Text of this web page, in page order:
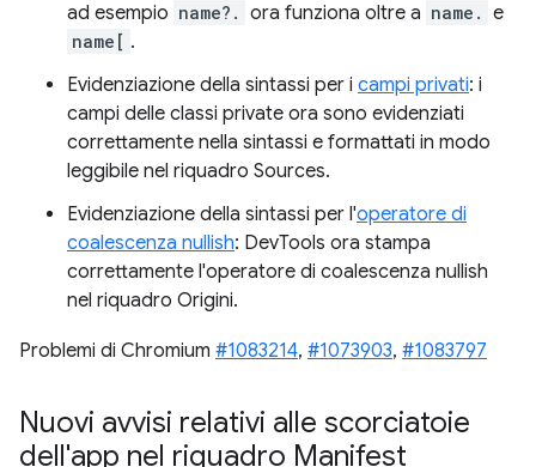
ad esempio name?. ora funziona oltre a name. e
name[ .
Evidenziazione della sintassi per i campi privati: i
campi delle classi private ora sono evidenziati
correttamente nella sintassi e formattati in modo
leggibile nel riquadro Sources.
Evidenziazione della sintassi per l'operatore di
coalescenza nullish: DevTools ora stampa
correttamente l'operatore di coalescenza nullish
nel riquadro Origini.
Problemi di Chromium #1083214, #1073903, #1083797
Nuovi avvisi relativi alle scorciatoie
dell'app nel riquadro Manifest